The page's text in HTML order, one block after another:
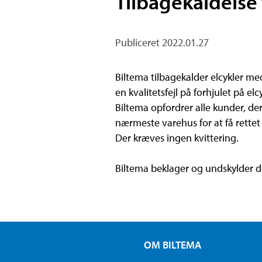
Publiceret 2022.01.27
Biltema tilbagekalder elcykler
en kvalitetsfejl på forhjulet på
Biltema opfordrer alle kunder,
nærmeste varehus for at få
Der kræves ingen kvittering.
Biltema beklager og undskylder
OM BILTEMA